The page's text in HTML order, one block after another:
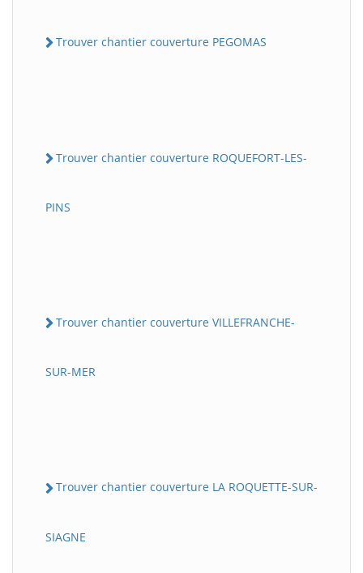
Trouver chantier couverture PEGOMAS
Trouver chantier couverture ROQUEFORT-LES-
PINS
Trouver chantier couverture VILLEFRANCHE-
SUR-MER
Trouver chantier couverture LA ROQUETTE-SUR-
SIAGNE